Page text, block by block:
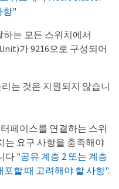
항"
는 모든 스위치에서
가 9216으로 구성되어
는 것은 지원되지 않습니
페이스를 연결하는 스위
는 요구 사항을 충족해야
다 "공유 계층 2 또는 계층
할 때 고려해야 할 사항".